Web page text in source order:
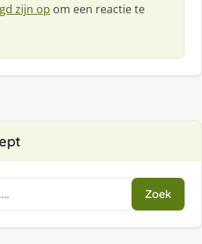
zijn op om een reactie te
Zoek